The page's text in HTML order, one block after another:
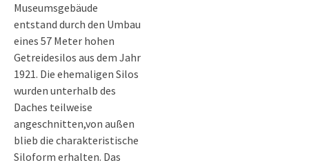
Museumsgebäude
entstand durch den Umbau
eines 57 Meter hohen
Getreidesilos aus dem Jahr
1921. Die ehemaligen Silos
wurden unterhalb des
Daches teilweise
angeschnitten,von außen
blieb die charakteristische
Siloform erhalten. Das